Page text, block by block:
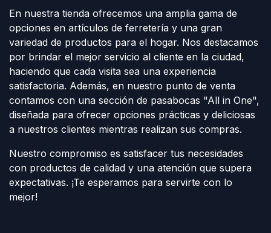
En nuestra tienda ofrecemos una amplia gama de
opciones en artículos de ferretería y una gran
variedad de productos para el hogar. Nos destacamos
por brindar el mejor servicio al cliente en la ciudad,
haciendo que cada visita sea una experiencia
satisfactoria. Además, en nuestro punto de venta
contamos con una sección de pasabocas "All in One",
diseñada para ofrecer opciones prácticas y deliciosas
a nuestros clientes mientras realizan sus compras.
Nuestro compromiso es satisfacer tus necesidades
con productos de calidad y una atención que supera
expectativas. ¡Te esperamos para servirte con lo
mejor!